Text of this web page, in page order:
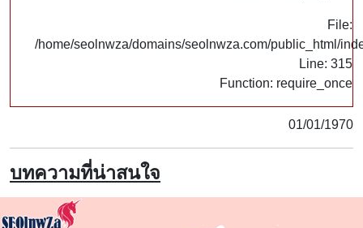
File:
/home/seolnwza/domains/seolnwza.com/public_html/
Line: 315
Function: require_once
01/01/1970
บทความที่น่าสนใจ